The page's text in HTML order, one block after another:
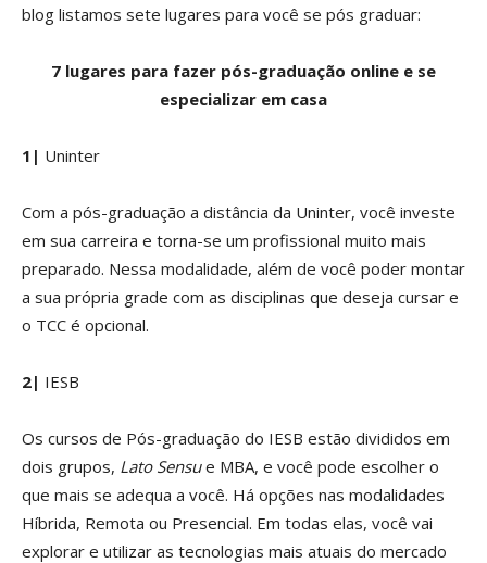
blog listamos sete lugares para você se pós graduar:
7 lugares para fazer pós-graduação online e se
especializar em casa
1| Uninter
Com a pós-graduação a distância da Uninter, você investe
em sua carreira e torna-se um profissional muito mais
preparado. Nessa modalidade, além de você poder montar
a sua própria grade com as disciplinas que deseja cursar e
o TCC é opcional.
2| IESB
Os cursos de Pós-graduação do IESB estão divididos em
dois grupos, Lato Sensue MBA, e você pode escolher o
que mais se adequa a você. Há opções nas modalidades
Híbrida, Remota ou Presencial. Em todas elas, você vai
explorar e utilizar as tecnologias mais atuais do mercado